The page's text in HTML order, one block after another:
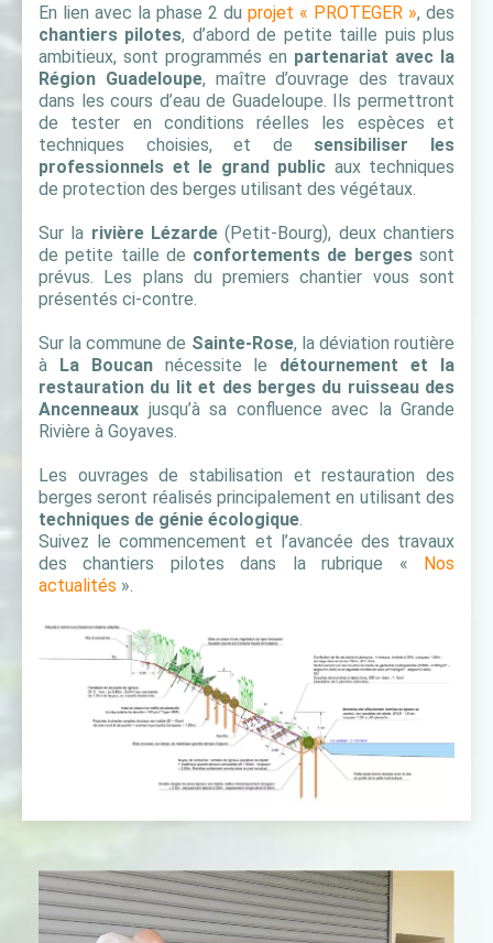
En lien avec la phase 2 du projet « PROTEGER », des
chantiers pilotes, d’abord de petite taille puis plus
ambitieux, sont programmés en partenariat avec la
Région Guadeloupe, maître d’ouvrage des travaux
dans les cours d’eau de Guadeloupe. Ils permettront
de tester en conditions réelles les espèces et
techniques choisies, et de sensibiliser les
professionnels et le grand public aux techniques
de protection des berges utilisant des végétaux.
Sur la rivière Lézarde (Petit-Bourg), deux chantiers
de petite taille de confortements de bergessont
prévus. Les plans du premiers chantier vous sont
présentés ci-contre.
Sur la commune de Sainte-Rose, la déviation routière
à La Boucannécessite le détournement et la
restauration du lit et des berges du ruisseau des
Ancenneaux jusqu’à sa confluence avec la Grande
Rivière à Goyaves.
Les ouvrages de stabilisation et restauration des
berges seront réalisés principalement en utilisant des
techniques de génie écologique
Suivez le commencement et l’avancée des travaux
des chantiers pilotes dans la rubrique « Nos
actualités ».